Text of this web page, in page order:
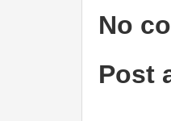
No
Post